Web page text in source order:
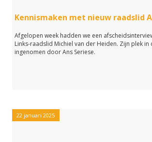
Kennismaken met nieuw raadslid
Afgelopen week hadden we een
Links-raadslid Michiel van der Heiden. Zijn plek
ingenomen door Ans Seriese.
22 januari 2025